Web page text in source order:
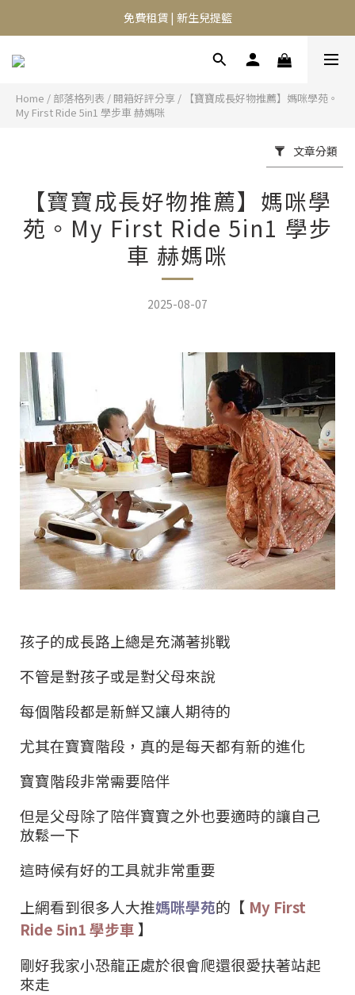
⭐️異膚救星 10天體驗活動⭐️
⭐️異膚救星 10天體驗活動⭐️
Home / 部落格列表 / 開箱好評分享 /
【寶寶成長好物推薦】媽咪學苑。
My First Ride 5in1 學步車 赫媽咪
文章分類
【寶寶成長好物推薦】媽咪學
苑。My First Ride 5in1 學步
車 赫媽咪
2025-08-07
孩子的成長路上總是充滿著挑戰
不管是對孩子或是對父母來說
每個階段都是新鮮又讓人期待的
尤其在寶寶階段，真的是每天都有新的進化
寶寶階段非常需要陪伴
但是父母除了陪伴寶寶之外也要適時的讓自己
放鬆一下
這時候有好的工具就非常重要
上網看到很多人大推媽咪學苑的【 My First
Ride 5in1學步車】
剛好我家小恐龍正處於很會爬還很愛扶著站起
來走